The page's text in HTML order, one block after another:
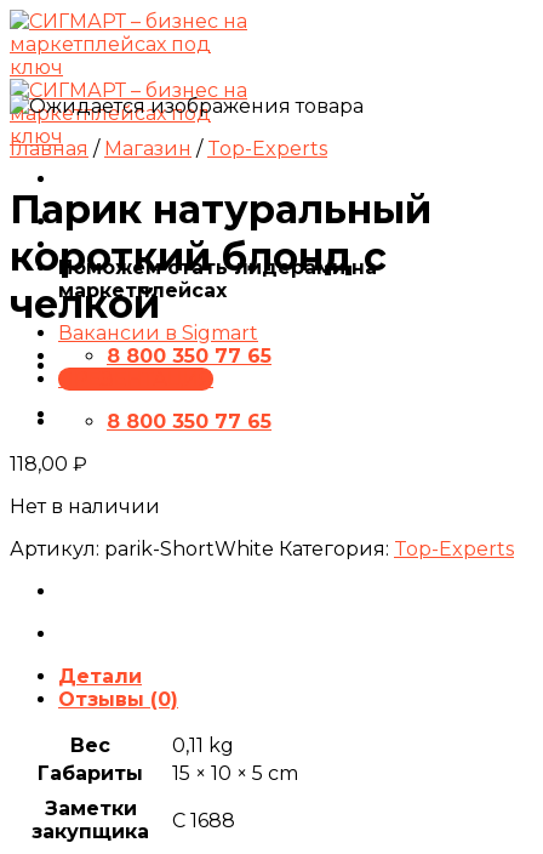
Skip
to
content
Поможем стать лидерами на
маркетплейсах
Вакансии в Sigmart
8 800 350 77 65
ПРЕЗЕНТАЦИЯ
8 800 350 77 65
Главная / Магазин / Top-Experts
Парик натуральный
короткий блонд с
челкой
118,00 ₽
Нет в наличии
Артикул: parik-ShortWhite Категория: Top-Experts
Детали
Отзывы (0)
Вес
0,11 kg
Габариты
15 × 10 × 5 cm
Заметки
закупщика
С 1688